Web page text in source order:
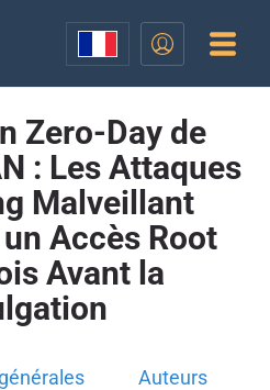
Zero-Day de
: Les Attaques
Malveillant
Accès Root
Avant la
Auteurs